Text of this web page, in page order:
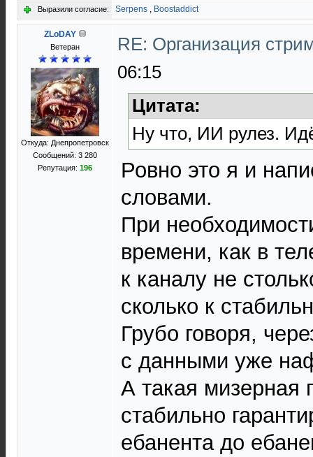
Выразили согласие: Serpens , Boostaddict
ZLoDAY
Ветеран
Откуда: Днепропетровск
Сообщений: 3 280
Репутация: 196
RE: Организация
06:15
Цитата:
Ну что, ИИ рулез.
Ровно это я и
словами.
При
времени, как в
к каналу не
сколько к
Грубо говоря,
с данными уже
А такая мизерная
стабильно
ебанента до